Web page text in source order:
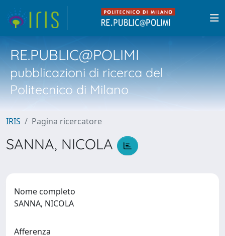
RE.PUBLIC@POLIMI
pubblicazioni di ricerca del
Politecnico di Milano
IRIS Pagina ricercatore
SANNA, NICOLA
Nome completo
SANNA, NICOLA
Afferenza